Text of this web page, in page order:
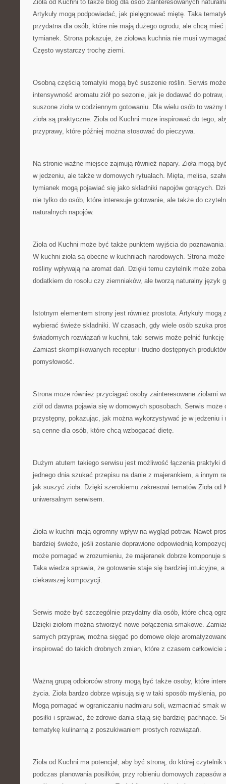
Zioła od Kuchni to także blog dla osób zainteresowanych
Artykuły mogą podpowiadać, jak pielęgnować miętę. Taka
przydatna dla osób, które nie mają dużego ogrodu, ale chcą mieć
tymianek. Strona pokazuje, że ziołowa kuchnia nie musi
Często wystarczy trochę ziemi.
Osobną częścią tematyki mogą być suszenie roślin. Serwis
intensywność aromatu ziół po sezonie, jak je dodawać do
suszone zioła w codziennym gotowaniu. Dla wielu osób to
zioła są praktyczne. Zioła od Kuchni może inspirować do tego,
przyprawy, które później można stosować do pieczywa.
Na stronie ważne miejsce zajmują również napary. Zioła mogą
w jedzeniu, ale także w domowych rytuałach. Mięta, melisa,
tymianek mogą pojawiać się jako składniki napojów gorących.
nie tylko do osób, które interesuje gotowanie, ale także do
naturalnych napojów.
Zioła od Kuchni może być także punktem wyjścia do
W kuchni zioła są obecne w kuchniach narodowych. Strona
rośliny wpływają na aromat dań. Dzięki temu czytelnik może
dodatkiem do rosołu czy ziemniaków, ale tworzą naturalny język
Istotnym elementem strony jest również prostota. Artykuły mogą
wybierać świeże składniki. W czasach, gdy wiele osób szuka
świadomych rozwiązań w kuchni, taki serwis może pełnić
Zamiast skomplikowanych receptur i trudno dostępnych
pomysłowość.
Strona może również przyciągać osoby zainteresowane ziołami
ziół od dawna pojawia się w domowych sposobach. Serwis
przystępny, pokazując, jak można wykorzystywać je w jedzeniu i
są cenne dla osób, które chcą wzbogacać dietę.
Dużym atutem takiego serwisu jest możliwość łączenia praktyki
jednego dnia szukać przepisu na danie z majerankiem, a innym
jak suszyć zioła. Dzięki szerokiemu zakresowi tematów Zioła od
uniwersalnym serwisem.
Zioła w kuchni mają ogromny wpływ na wygląd potraw. Nawet
bardziej świeże, jeśli zostanie doprawione odpowiednią
może pomagać w zrozumieniu, że majeranek dobrze komponuje
Taka wiedza sprawia, że gotowanie staje się bardziej intuicyjne, a
ciekawszej kompozycji.
Serwis może być szczególnie przydatny dla osób, które chcą
Dzięki ziołom można stworzyć nowe połączenia smakowe.
samych przypraw, można sięgać po domowe oleje
inspirować do takich drobnych zmian, które z czasem całkowicie
Ważną grupą odbiorców strony mogą być także osoby, które
życia. Zioła bardzo dobrze wpisują się w taki sposób myślenia,
Mogą pomagać w ograniczaniu nadmiaru soli, wzmacniać smak
posiłki i sprawiać, że zdrowe dania stają się bardziej pachnące.
tematykę kulinarną z poszukiwaniem prostych rozwiązań.
Zioła od Kuchni ma potencjał, aby być stroną, do której czytelnik
podczas planowania posiłków, przy robieniu domowych zapasów